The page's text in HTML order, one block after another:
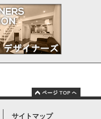
サイトマップ